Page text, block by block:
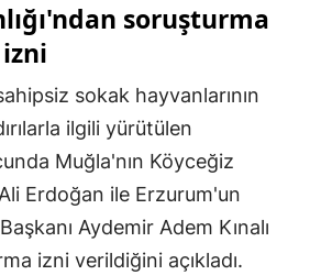
Hatay
Isparta
Mersin
İstanbul
İzmir
soruşturma
sokak hayvanlarının
ilgili yürütülen
Muğla'nın Köyceğiz
Erdoğan ile Erzurum'un
Aydemir Adem Kınalı
izni verildiğini açıkladı.